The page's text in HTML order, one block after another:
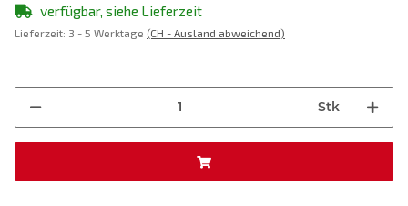
verfügbar, siehe Lieferzeit
Lieferzeit: 3 - 5 Werktage (CH - Ausland abweichend)
Stk